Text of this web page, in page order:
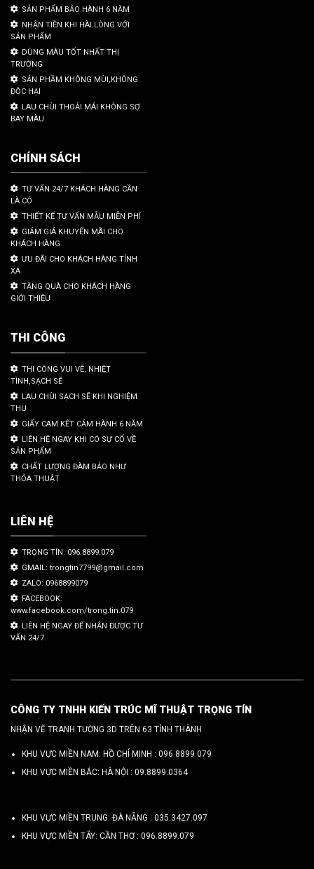
SẢN PHẨM BẢO HÀNH 6 NĂM
NHẬN TIỀN KHI HÀI LÒNG VỚI
SẢN PHẨM
DÙNG MÀU TỐT NHẤT THỊ
TRƯỜNG
SẢN PHẦM KHÔNG MÙI,KHÔNG
ĐỘC HẠI
LAU CHÙI THOẢI MÁI KHÔNG SỢ
BAY MÀU
CHÍNH SÁCH
TƯ VẤN 24/7 KHÁCH HÀNG CẦN
LÀ CÓ
THIẾT KẾ TƯ VẤN MẪU MIỄN PHÍ
GIẢM GIÁ KHUYẾN MÃI CHO
KHÁCH HÀNG
ƯU ĐÃI CHO KHÁCH HÀNG TỈNH
XA
TẶNG QUÀ CHO KHÁCH HÀNG
GIỚI THIỆU
THI CÔNG
THI CÔNG VUI VẼ, NHIỆT
TÌNH,SẠCH SẼ
LAU CHÙI SẠCH SẼ KHI NGHIỆM
THU
GIẤY CAM KẾT CẢM HÀNH 6 NĂM
LIÊN HỆ NGAY KHI CÓ SỰ CỐ VỀ
SẢN PHẨM
CHẤT LƯỢNG ĐÀM BẢO NHƯ
THỎA THUẬT
LIÊN HỆ
TRỌNG TÍN: 096.8899.079
GMAIL: trongtin7799@gmail.com
ZALO: 0968899079
FACEBOOK:
www.facebook.com/trong.tin.079
LIÊN HỆ NGAY ĐỂ NHẬN ĐƯỢC TƯ
VẤN 24/7.
CÔNG TY TNHH KIẾN TRÚC MĨ THUẬT TRỌNG TÍN
NHẬN VẼ TRANH TƯỜNG 3D TRÊN 63 TỈNH THÀNH
KHU VỰC MIỀN NAM: HỒ CHÍ MINH : 096 8899 079
KHU VỰC MIỀN BẮC: HÀ NỘI : 09.8899.0364
KHU VỰC MIỀN TRUNG: ĐÀ NẴNG : 035.3427.097
KHU VỰC MIỀN TÂY: CẦN THƠ : 096.8899.079